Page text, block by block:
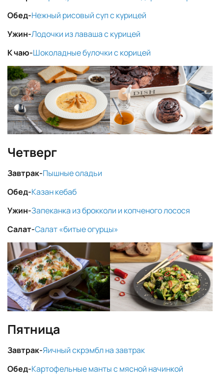
Обед-Нежный рисовый суп с курицей
Ужин-Лодочки из лаваша с курицей
К чаю-Шоколадные булочки с корицей
Четверг
Завтрак-Пышные оладьи
Обед-Казан кебаб
Ужин-Запеканка из брокколи и копченого лосося
Салат-Салат «битые огурцы»
Пятница
Завтрак-Яичный скрэмбл на завтрак
Обед-Картофельные манты с мясной начинкой